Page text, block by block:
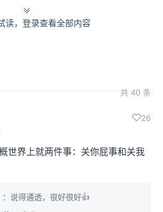
的只是“什么都没有说，什么都没
间，我的一切将全无意义。”
态度对我们却大有意义。
此一生活得“其乐融融”，凯奇则
……这是不是让我们多少看出了那
读，登录查看全部内容
共 40 条
26
世界上就两件事：关你屁事和关我
：说得通透，很好很好👍